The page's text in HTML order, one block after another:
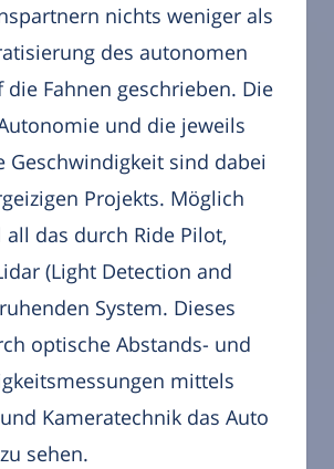
nichts weniger als
des autonomen
die Fahnen geschrieben. Die
und die jeweils
Geschwindigkeit sind dabei
Projekts. Möglich
das durch Ride Pilot,
(Light Detection and
System. Dieses
optische Abstands- und
mittels
Kameratechnik das Auto
sehen.